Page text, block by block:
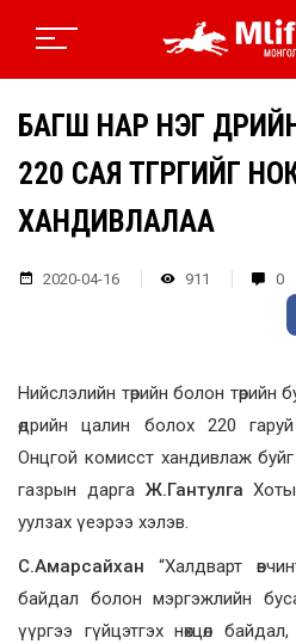
БАГШ НАР НЭГ
220 САЯ ТӨГРӨГИЙГ
ХАНДИВЛАЛАА
2020-04-16 911 0
Нийслэлийн төрийн болон төрийн
өдрийн цалин болох 220 гаруй
Онцгой комисст хандивлаж
газрын дарга Ж.Гантулга
уулзах үеэрээ хэлэв.
С.Амарсайхан “Халдварт
байдал болон мэргэжлийн
үүргээ гүйцэтгэх нөхцөл